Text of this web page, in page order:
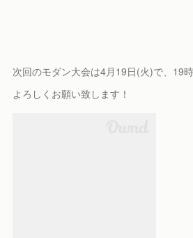
次回のモダン大会は4月19日(火)で、19時
よろしくお願い致します！